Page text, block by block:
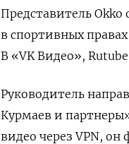
Представитель
в спортивных
В «VK Видео»,
Руководитель
Курмаев и
видео через VPN,